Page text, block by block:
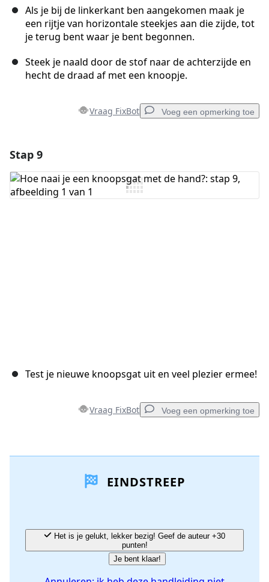
Als je bij de linkerkant ben aangekomen maak je
een rijtje van horizontale steekjes aan die zijde, tot
je terug bent waar je bent begonnen.
Steek je naald door de stof naar de achterzijde en
hecht de draad af met een knoopje.
Vraag FixBot Voeg een opmerking toe
Voeg opmerking toe
Stap 9
Test je nieuwe knoopsgat uit en veel plezier ermee!
Vraag FixBot Voeg een opmerking toe
Voeg opmerking toe
Annuleren Plaats opmerking
EINDSTREEP
punten!
Je bent klaar!